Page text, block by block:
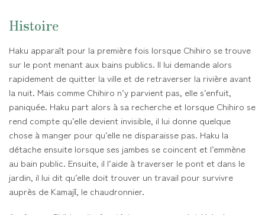
Histoire
Haku apparaît pour la première fois lorsque Chihiro se trouve
sur le pont menant aux bains publics. Il lui demande alors
rapidement de quitter la ville et de retraverser la rivière avant
la nuit. Mais comme Chihiro n’y parvient pas, elle s’enfuit,
paniquée. Haku part alors à sa recherche et lorsque Chihiro se
rend compte qu’elle devient invisible, il lui donne quelque
chose à manger pour qu’elle ne disparaisse pas. Haku la
détache ensuite lorsque ses jambes se coincent et l’emmène
au bain public. Ensuite, il l’aide à traverser le pont et dans le
jardin, il lui dit qu’elle doit trouver un travail pour survivre
auprès de Kamajī, le chaudronnier.